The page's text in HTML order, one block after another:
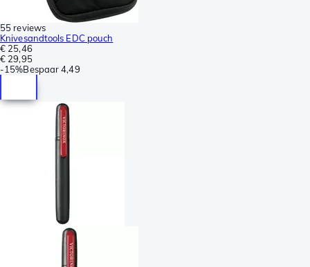
55 reviews
Knivesandtools EDC pouch
€ 25,46
€ 29,95
-15%Bespaar 4,49